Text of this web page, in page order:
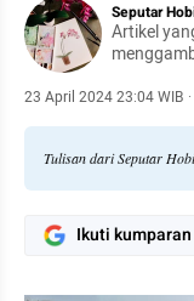
Seputar
Artikel
23 April 2024 23:04 WIB ·
Tulisan dari Seputar
Ikuti